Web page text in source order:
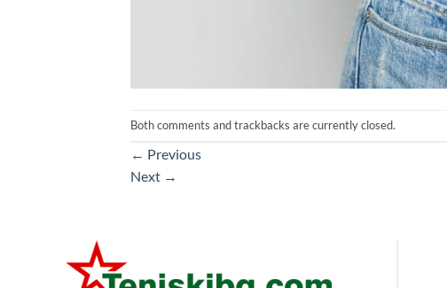
Both comments and trackbacks are currently closed.
← Previous
Next →